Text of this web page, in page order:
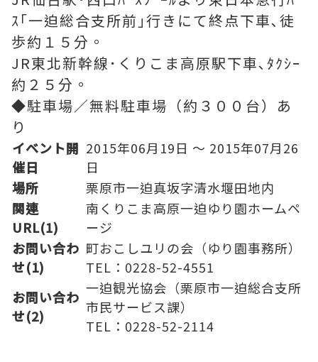
ｽ｢一迫総合支所前｣行きにて終点下車､徒
歩約１５分。
JR東北新幹線･くりこま高原駅下車､ﾀｸｼｰ
約２５分。
◆駐車場／無料駐車場（約３００台）あ
り
イベント開
催日
2015年06月19日 ～ 2015年07月26
日
場所
栗原市一迫真坂字清水堰田地内
関連
URL(1)
南くりこま高原一迫ゆり園ホームペ
ージ
お問い合わ
せ(1)
町おこしユリの会（ゆり園事務所）
TEL：0228-52-4551
お問い合わ
せ(2)
一迫観光協会（栗原市一迫総合支所
市民サービス課）
TEL：0228-52-2114